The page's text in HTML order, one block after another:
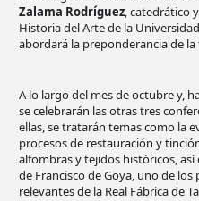
Zalama Rodríguez, catedrático
Historia del Arte de la
abordará la preponderancia de
A lo largo del mes de octubre y,
se celebrarán las otras tres
ellas, se tratarán temas como la
procesos de restauración y
alfombras y tejidos históricos,
de Francisco de Goya, uno de
relevantes de la Real Fábrica de